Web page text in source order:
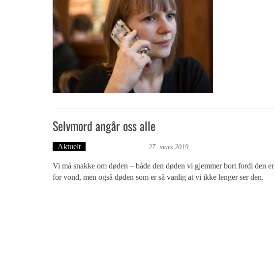
Selvmord angår oss alle
Aktuelt 27. mars 2019
Vi må snakke om døden – både den døden vi gjemmer bort fordi den er
for vond, men også døden som er så vanlig at vi ikke lenger ser den.